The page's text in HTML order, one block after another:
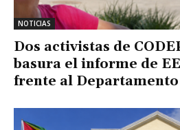
NOTICIAS
Dos activistas de
basura el informe de
frente al Departamento